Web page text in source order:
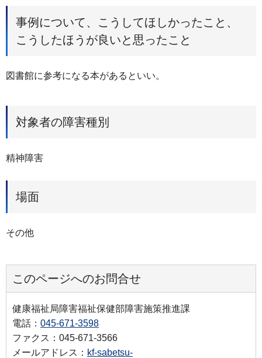
事例について、こうしてほしかったこと、
こうしたほうが良いと思ったこと
図書館に参考になる本があるといい。
対象者の障害種別
精神障害
場面
その他
このページへのお問合せ
健康福祉局障害福祉保健部障害施策推進課
電話： 045-671-3598
ファクス：045-671-3566
メールアドレス： kf-sabetsu-